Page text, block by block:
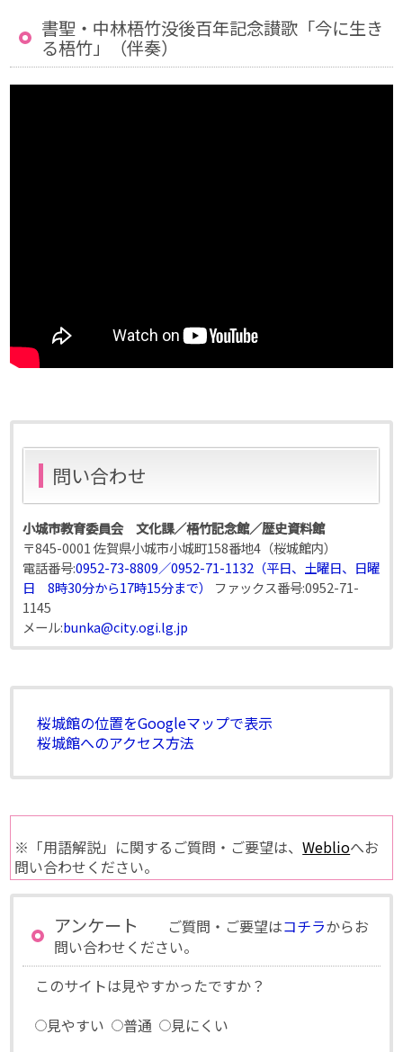
書聖・中林梧竹没後百年記念讃歌「今に生き
る梧竹」（伴奏）
問い合わせ
小城市教育委員会 文化課／梧竹記念館／歴史資料館
〒845-0001 佐賀県小城市小城町158番地4（桜城館内）
電話番号:0952-73-8809／0952-71-1132（平日、土曜日、日曜
日 8時30分から17時15分まで）
ファックス番号:0952-71-
1145
メール:bunka@city.ogi.lg.jp
桜城館の位置をGoogleマップで表示
桜城館へのアクセス方法
※「用語解説」に関するご質問・ご要望は、Weblioへお
問い合わせください。
アンケート ご質問・ご要望はコチラからお
問い合わせください。
このサイトは見やすかったですか？
見やすい
普通 見にくい